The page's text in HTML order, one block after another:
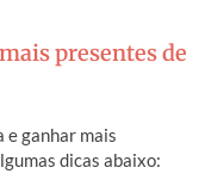
presentes de
e ganhar mais
dicas abaixo: